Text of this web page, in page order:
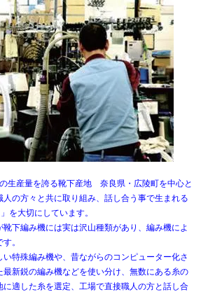
生産量を誇る靴下産地 奈良県・広陵町を中心と
人の方々と共に取り組み、話し合う事で生まれる
を大切にしています。
下編み機には実は沢山種類があり、編み機によ
。
特殊編み機や、昔ながらのコンピューター化さ
新鋭の編み機などを使い分け、無数にある糸の
適した糸を選定、工場で直接職人の方と話し合